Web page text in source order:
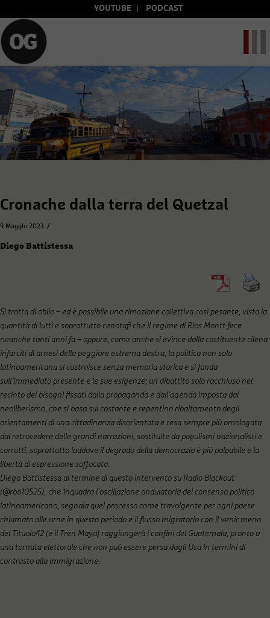
YOUTUBE PODCAST
Cronache dalla terra del Quetzal
9 Maggio 2023 /
Diego Battistessa
Si tratta di oblio – ed è possibile una rimozione collettiva così pesante, vista la
quantità di lutti e soprattutto cenotafi che il regime di Rios Montt fece
neanche tanti anni fa – oppure, come anche si evince dalla costituente cilena
infarciti di arnesi della peggiore estrema destra, la politica non solo
latinoamericana si costruisce senza memoria storica e si fonda
sull’immediato presente e le sue esigenze; un dibattito solo racchiuso nel
recinto dei bisogni fissati dalla propaganda e dall’agenda imposta dal
neoliberismo, che si basa sul costante e repentino ribaltamento degli
orientamenti di una cittadinanza disorientata e resa sempre più omologata
dal retrocedere delle grandi narrazioni, sostituite da populismi nazionalisti e
corrotti, soprattutto laddove il degrado della democrazia è più palpabile e la
libertà di espressione soffocata.
Diego Battistessa al termine di questo intervento su Radio Blackout
(@rbo10525), che inquadra l’oscillazione ondulatoria del consenso politico
latinoamericano, segnala quel processo come travolgente per ogni paese
chiamato alle urne in questo periodo e il flusso migratorio con il venir meno
del Tituolo42 (e il Tren Maya) raggiungerà i confini del Guatemala, pronto a
una tornata elettorale che non può essere persa dagli Usa in termini di
contrasto alla immigrazione.